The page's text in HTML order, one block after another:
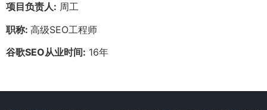
项目负责人: 周工
职称: 高级SEO工程师
谷歌SEO从业时间: 16年